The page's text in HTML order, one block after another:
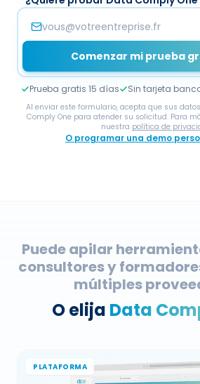
Comenzar mi prueba
Prueba gratis 15 días Sin tarjeta
Al enviar este formulario, acepta que sus
nuestra política de
O programar una demo
consultores y
múltiples
O elijaData